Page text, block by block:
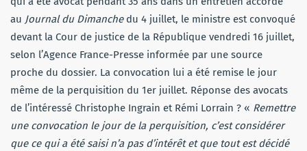
au Journal du Dimanche du 4 juillet, le ministre est convoqué
devant la Cour de justice de la République vendredi 16 juillet,
selon l’Agence France-Presse informée par une source
proche du dossier. La convocation lui a été remise le jour
même de la perquisition du 1er juillet. Réponse des avocats
de l’intéressé Christophe Ingrain et Rémi Lorrain ? « Remettre
une convocation le jour de la perquisition, c’est considérer
que ce qui a été saisi n’a pas d’intérêt et que tout est décidé